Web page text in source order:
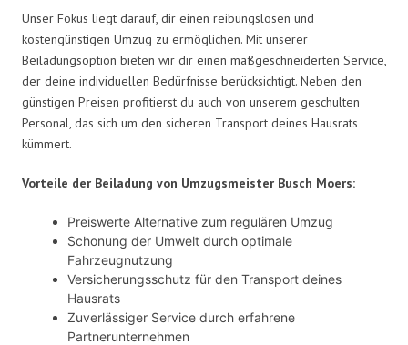
Unser Fokus liegt darauf, dir einen reibungslosen und
kostengünstigen Umzug zu ermöglichen. Mit unserer
Beiladungsoption bieten wir dir einen maßgeschneiderten Service,
der deine individuellen Bedürfnisse berücksichtigt. Neben den
günstigen Preisen profitierst du auch von unserem geschulten
Personal, das sich um den sicheren Transport deines Hausrats
kümmert.
Vorteile der Beiladung von Umzugsmeister Busch Moers:
Preiswerte Alternative zum regulären Umzug
Schonung der Umwelt durch optimale
Fahrzeugnutzung
Versicherungsschutz für den Transport deines
Hausrats
Zuverlässiger Service durch erfahrene
Partnerunternehmen